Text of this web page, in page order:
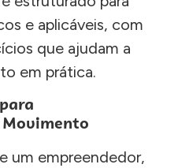
e aplicáveis, com
que ajudam a
em prática.
Movimento
um empreendedor,